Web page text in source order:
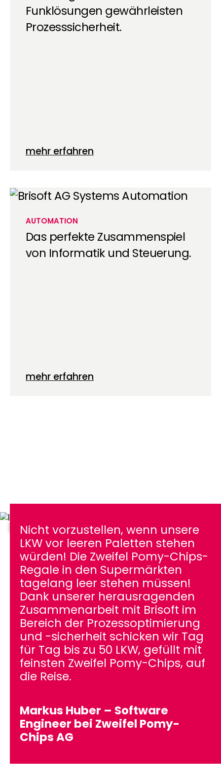
Funklösungen gewährleisten
Prozesssicherheit.
mehr erfahren
AUTOMATION
Das perfekte Zusammenspiel
von Informatik und Steuerung.
mehr erfahren
Powering Intralogistics.
Nicht vorzustellen, wenn unsere
LKW vor leeren Paletten stehen
würden! Die Zweifel Pomy-Chips-
Regale in den Supermärkten
tagelang leer stehen müssen!
Dank unserer herausragenden
Zusammenarbeit mit Brisoft im
Bereich der Prozessoptimierung
und -sicherheit schicken wir Tag
für Tag bis zu 50 LKW, gefüllt mit
feinsten Zweifel Pomy-Chips, auf
die Reise.
Markus Huber – Software
Engineer bei Zweifel Pomy-
Chips AG